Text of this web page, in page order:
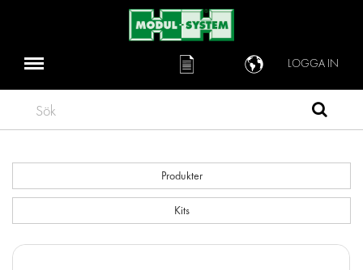
LOGGA IN
Sök
Produkter
Kits